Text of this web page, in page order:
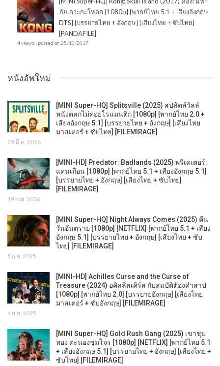
ภัยเกาะกะโหลก [1080p] [พากย์ไทย 5.1 + เสียงอังกฤษ
DTS] [บรรยายไทย + อังกฤษ] [เสียงไทย + ซับไทย]
[PANDAFILE]
4 views | posted on 25/10/2017
หนังอัพใหม่
[MINI Super-HQ] Splitsville (2025) สปลิตส์วิลล์
หนังตลกไม่ค่อยโรแมนติก [1080p] [พากย์ไทย 2.0 +
เสียงอังกฤษ 5.1] [บรรยายไทย + อังกฤษ] [เสียงไทย
มาสเตอร์ + ซับไทย] [FILEMIRAGE]
29 มี.ค. 2026
[MINI-HD] Predator: Badlands (2025) พรีเดเตอร์:
แดนเถื่อน [1080p] [พากย์ไทย 5.1 + เสียงอังกฤษ 5.1]
[บรรยายไทย + อังกฤษ] [เสียงไทย + ซับไทย]
[FILEMIRAGE]
19 ก.พ. 2026
[MINI Super-HQ] Night Always Comes (2025) คืน
วันอันตราย [1080p] [NETFLIX] [พากย์ไทย 5.1 + เสียง
อังกฤษ 5.1] [บรรยายไทย + อังกฤษ] [เสียงไทย + ซับ
ไทย] [FILEMIRAGE]
5 ก.ย. 2025
[MINI-HD] Achilles Curse and the Curse of
Treasure (2024) อคิลลิสเคิร์ส กับสมบัติต้องคำสาป
[1080p] [พากย์ไทย 2.0] [บรรยายอังกฤษ] [เสียงไทย
มาสเตอร์ + ซับอังกฤษ] [FILEMIRAGE]
4 ก.ย. 2025
[MINI Super-HQ] Gold Rush Gang (2025) เขาชุม
ทอง คะนองชุมโจร [1080p] [NETFLIX] [พากย์ไทย 5.1
+ เสียงอังกฤษ 5.1] [บรรยายไทย + อังกฤษ] [เสียงไทย +
ซับไทย] [FILEMIRAGE]